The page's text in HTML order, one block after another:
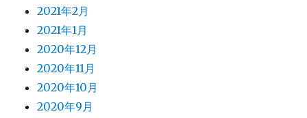
2021年2月
2021年1月
2020年12月
2020年11月
2020年10月
2020年9月